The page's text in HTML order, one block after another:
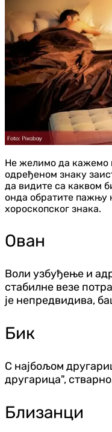
Не желимо да кажемо
одређеном знаку
да видите са каквом
онда обратите пажњу
хороскопског знака.
Ован
Воли узбуђење и
стабилне везе
је непредвидива,
Бик
С најбољом
другарица",
Близанци